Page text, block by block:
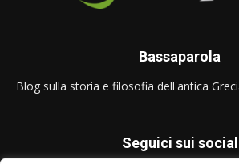
Bassaparola
Blog sulla storia e filosofia dell'antica
Seguici sui social